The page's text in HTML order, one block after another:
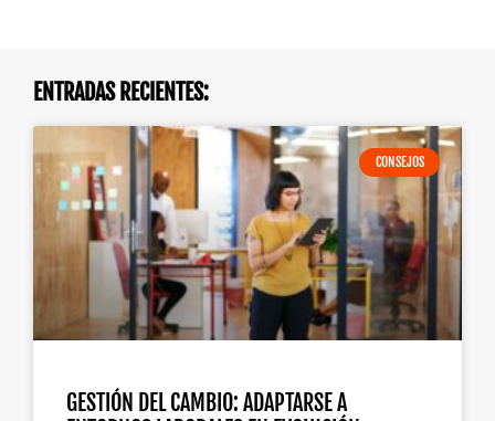
ENTRADAS RECIENTES:
CONSEJOS
GESTIÓN DEL CAMBIO: ADAPTARSE A